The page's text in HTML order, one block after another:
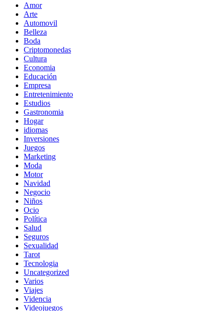
Amor
Arte
Automovil
Belleza
Boda
Criptomonedas
Cultura
Economia
Educación
Empresa
Entretenimiento
Estudios
Gastronomia
Hogar
idiomas
Inversiones
Juegos
Marketing
Moda
Motor
Navidad
Negocio
Niños
Ocio
Política
Salud
Seguros
Sexualidad
Tarot
Tecnologia
Uncategorized
Varios
Viajes
Videncia
Videojuegos